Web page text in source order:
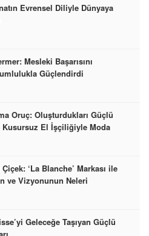
Evrensel Diliyle Dünyaya
Mesleki Başarısını
Güçlendirdi
Oruç: Oluşturdukları Güçlü
Kusursuz El İşçiliğiyle Moda
‘La Blanche’ Markası ile
ve Vizyonunun Neleri
Geleceğe Taşıyan Güçlü